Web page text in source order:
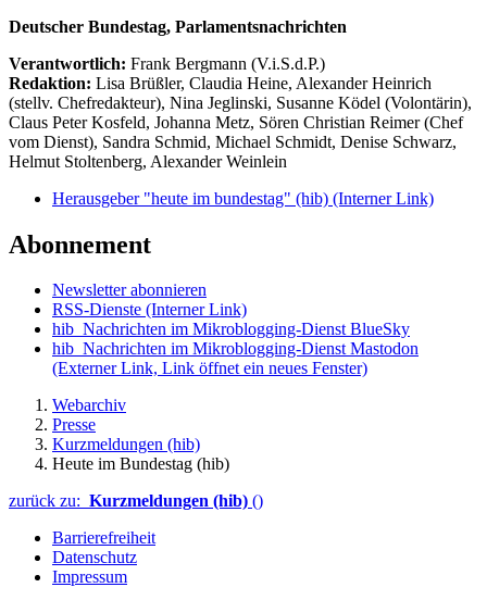
Deutscher Bundestag, Parlamentsnachrichten
Verantwortlich: Frank Bergmann (V.i.S.d.P.)
Redaktion: Lisa Brüßler, Claudia Heine, Alexander Heinrich
(stellv. Chefredakteur), Nina Jeglinski, Susanne Ködel (Volontärin),
Claus Peter Kosfeld, Johanna Metz, Sören Christian Reimer (Chef
vom Dienst), Sandra Schmid, Michael Schmidt, Denise Schwarz,
Helmut Stoltenberg, Alexander Weinlein
Herausgeber "heute im bundestag" (hib) (Interner Link)
Abonnement
Newsletter abonnieren
RSS-Dienste (Interner Link)
hib_Nachrichten im Mikroblogging-Dienst BlueSky
hib_Nachrichten im Mikroblogging-Dienst Mastodon
(Externer Link, Link öffnet ein neues Fenster)
Webarchiv
Presse
Kurzmeldungen (hib)
Heute im Bundestag (hib)
zurück zu: Kurzmeldungen (hib) ()
Barrierefreiheit
Datenschutz
Impressum